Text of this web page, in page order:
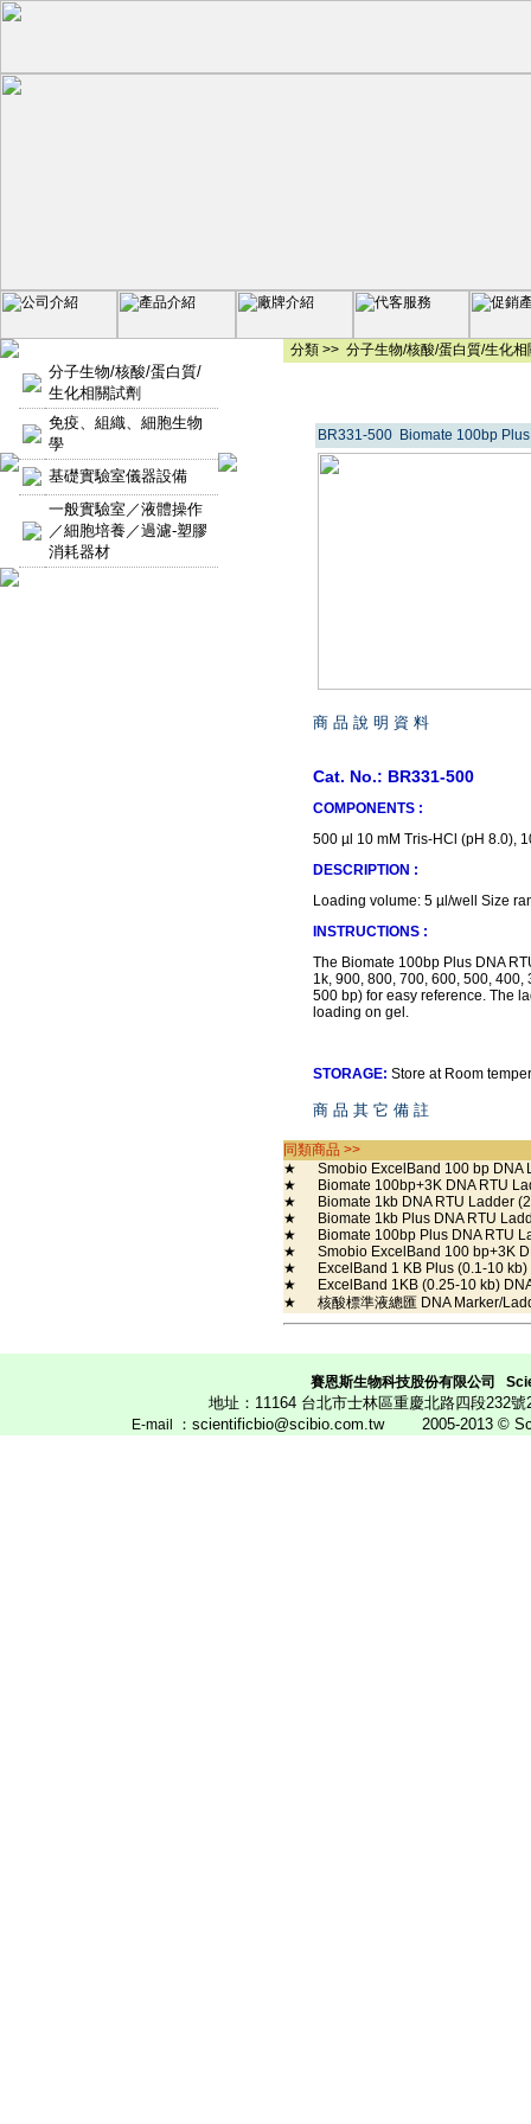
分子生物/核酸/蛋白質/
生化相關試劑
免疫、組織、細胞生物
學
基礎實驗室儀器設備
一般實驗室／液體操作
／細胞培養／過濾-塑膠
消耗器材
分類 >> 分子生物/核酸/蛋白質/生化相
BR331-500 Biomate 100bp
商 品 說 明 資 料
Cat. No.: BR331-500
COMPONENTS :
500 µl 10 mM Tris-HCl (pH 8.0),
DESCRIPTION :
Loading volume: 5 µl/well Size
INSTRUCTIONS :
The Biomate 100bp Plus DNA
1k, 900, 800, 700, 600, 500,
500 bp) for easy reference. The
loading on gel.
STORAGE: Store at Room
商 品 其 它 備 註
同類商品 >>
★
Smobio ExcelBand 100 bp DNA
★
Biomate 100bp+3K DNA RTU
★
Biomate 1kb DNA RTU Ladder
★
Biomate 1kb Plus DNA RTU
★
Biomate 100bp Plus DNA RTU
★
Smobio ExcelBand 100 bp+3K
★
ExcelBand 1 KB Plus (0.1-10 kb)
★
ExcelBand 1KB (0.25-10 kb)
★
核酸標準液總匯 DNA Marker/
賽恩斯生物科技股份有限公司
地址：11164 台北市士林區重慶北路四段
E-mail ：scientificbio@scibio.com.tw 2005-2013 ©